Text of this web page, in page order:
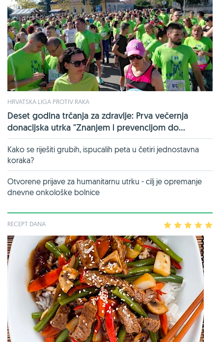
HRVATSKA LIGA PROTIV RAKA
Deset godina trčanja za zdravlje: Prva večernja
donacijska utrka "Znanjem i prevencijom do...
Kako se riješiti grubih, ispucalih peta u četiri jednostavna
koraka?
Otvorene prijave za humanitarnu utrku - cilj je opremanje
dnevne onkološke bolnice
RECEPT DANA 2 3 4